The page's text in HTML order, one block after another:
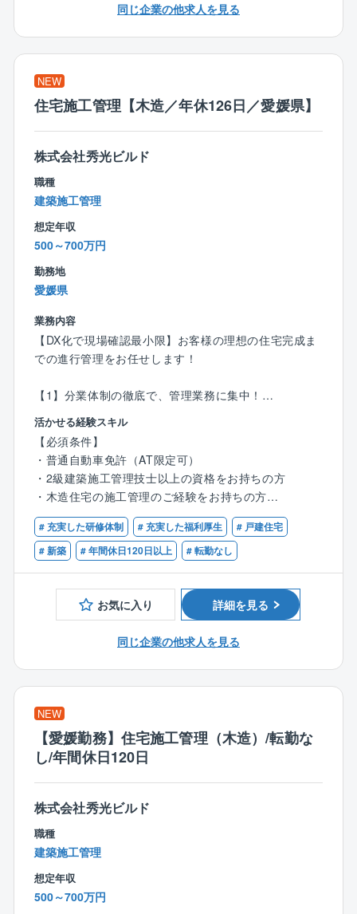
＜入社後の流れ＞
入社後は、3カ月～半年間のOJT研修を通じて業務を習
得できます。
■座学研修
∟CADの使い方や打ち合わせ時のポイントを学びま
す。
■先輩社員との同行
∟まずは図面のトレースなど簡単な業務からスター
ト。
■独り立ちまでのサポート
∟未経験者でも約1年で独り立ちが可能。
経験者にはスキルに応じた業務をお任せします。
◆お客様の理想を叶えるやりがい◆
「こんな家を建てたい」というお客様の理想を叶えら
れることが、注文住宅設計の面白さ。
「子どもがのびのびと遊べる家が良い」「趣味の部屋
を作りたい」など希望はさまざまです！
お客様と直接関わることができるからこそ、一つひと
つのこだわりを実現できるやりがいがあります！
〈チーム組織構成〉
20代～60代まで幅広い年齢層の社員が活躍中。
いずれの拠点も、明るい声が響き、活気にあふれた雰
囲気で、わからないことがあれば気軽に質問できる環
境が整っています。
中途入社も多く、壁を感じることなく馴染むことがで
きる環境です。
〈男女比〉4：6
≪商品ラインアップ≫
■ローコストで自由設計が可能な自由設計住宅シリーズ
■100種類以上の間取りや外観から選べる企画住宅シリ
創業以来、商品に建築に必要なすべての費用を明確に
して表示した「コミコミ価格品質」で提供。
100種類以上ある規格プラン集には、全て金額記載をす
また、フル装備の住宅や高気密、高断熱、オール電化
の標準仕様、さらには独自に開発した耐震、制震機能
を備えた「SKダンパー」を採用しており、より安心の
住まいづくりを行っています。
同じ企業の他求人を見る
NEW
住宅施工管理【木造／年休126日／愛媛県】
株式会社秀光ビルド
職種
建築施工管理
想定年収
500～700万円
勤務地
愛媛県
業務内容
【DX化で現場確認最小限】お客様の理想の住宅完成ま
での進行管理をお任せします！
【1】分業体制の徹底で、管理業務に集中！
・営業：着工前までの打ち合わせ対応
・インテリアコーディネーター：プレゼン資料作成
・メンテナンス担当：引き渡し後のフォロー
…と分業制のため、施工管理は【原価・工程・品質・
安全管理】に注力できます！
1人あたり、6案件程を担当。1案件あたり平均3カ月～
4カ月程です。
【2】出張は一切なし！
現場は、配属店舗から車で1時間圏内。1日あたり1～2
件ほど回るため、移動の負担も少ない環境です。
【3】システム導入による効率化を進めています！
『ANDPAD』という業務支援システムを導入。現場に
行かなくても施工状況を常に確認でき、チャット機能
で指示を出すことが可能。そのため、残業も少なめで
す。
＜入社後の流れ＞
入社後の研修はOJT研修が中心。
マンツーマンで2カ月程研修を行い、導入研修で業務の
流れや専門用語などを学びます。
現場では、教えてくれるのを待っているだけでは成長
スピードも遅いため、分からないことがあれば積極的
に質問を行う姿勢がとても重要となります。
活かせる経験スキル
【必須条件】
・普通自動車免許（AT限定可）
・2級建築施工管理技士以上の資格をお持ちの方
・木造住宅の施工管理のご経験をお持ちの方
【歓迎条件】
・1級建築施工管理をお持ちの方
# 充実した研修体制 # 充実した福利厚生
# 戸建住宅
# 新築
# 年間休日120日以上 # 転勤なし
お気に入り 詳細を見る
同じ企業の他求人を見る
NEW
【愛媛勤務】住宅施工管理（木造）/転勤な
し/年間休日120日
株式会社秀光ビルド
職種
建築施工管理
想定年収
500～700万円